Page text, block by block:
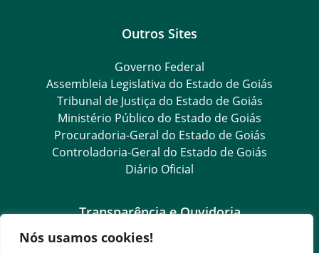
Nós usamos cookies!
Outros Sites
Governo Federal
Assembleia Legislativa do Estado de Goiás
Tribunal de Justiça do Estado de Goiás
Ministério Público do Estado de Goiás
Procuradoria-Geral do Estado de Goiás
Controladoria-Geral do Estado de Goiás
Diário Oficial
Transparência e Ouvidoria
LGPD